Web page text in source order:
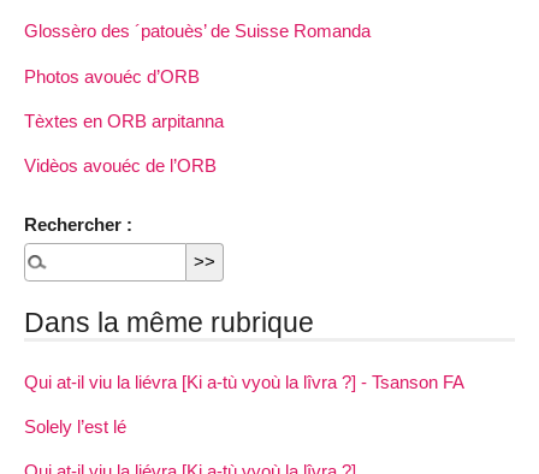
Glossèro des ´patouès’ de Suisse Romanda
Photos avouéc d’ORB
Tèxtes en ORB arpitanna
Vidèos avouéc de l’ORB
Rechercher :
Dans la même rubrique
Qui at-il viu la liévra [Ki a-tù vyoù la lîvra ?] - Tsanson FA
Solely l’est lé